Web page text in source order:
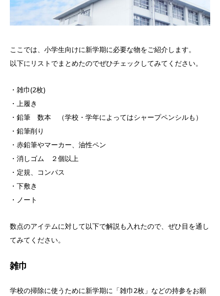
ここでは、小学生向けに新学期に必要な物をご紹介します。
以下にリストでまとめたのでぜひチェックしてみてください。
・雑巾(2枚)
・上履き
・鉛筆 数本 （学校・学年によってはシャープペンシルも）
・鉛筆削り
・赤鉛筆やマーカー、油性ペン
・消しゴム ２個以上
・定規、コンパス
・下敷き
・ノート
数点のアイテムに対して以下で解説も入れたので、ぜひ目を通し
てみてください。
雑巾
学校の掃除に使うために新学期に「雑巾2枚」などの持参をお願